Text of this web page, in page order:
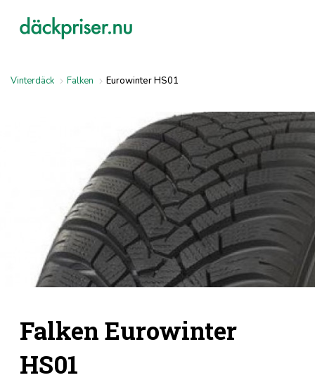
Vinterdäck Falken Eurowinter HS01
Falken Eurowinter
HS01